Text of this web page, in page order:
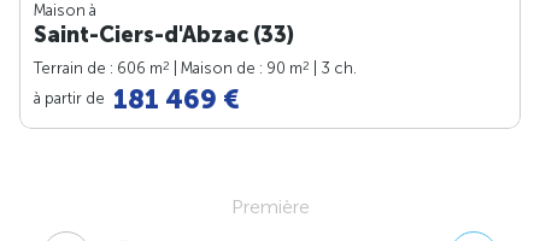
Maison à
Saint-Ciers-d'Abzac (33)
Terrain de : 606 m2 | Maison de : 90 m2
| 3 ch.
à partir de 181 469 €
Première